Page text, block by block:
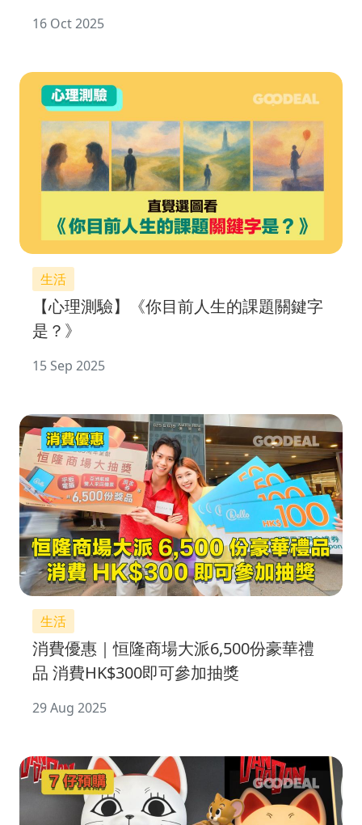
16 Oct 2025
生活
【心理測驗】《你目前人生的課題關鍵字
是？》
15 Sep 2025
生活
消費優惠｜恒隆商場大派6,500份豪華禮
品 消費HK$300即可參加抽獎
29 Aug 2025